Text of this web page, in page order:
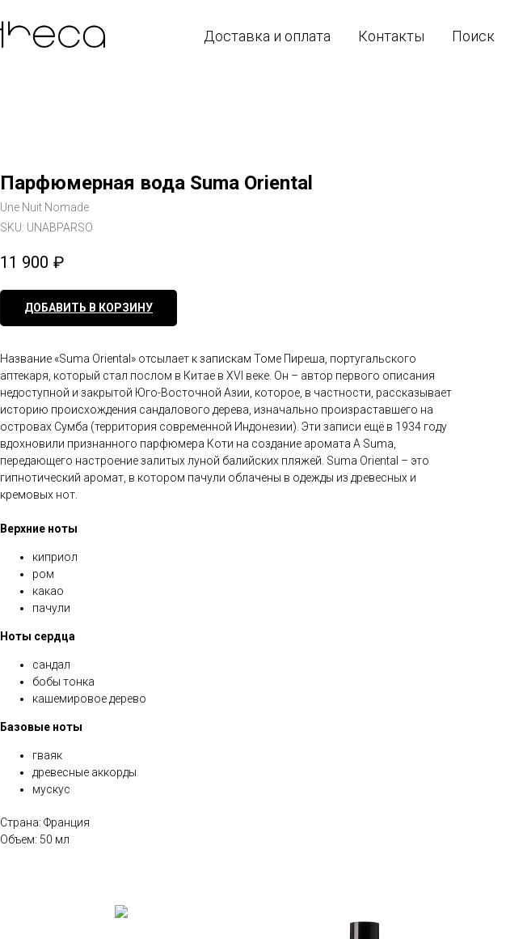
Доставка и оплата Контакты Поиск
Парфюмерная вода Suma Oriental
Une Nuit Nomade
SKU: UNABPARSO
11 900 ₽
ДОБАВИТЬ В КОРЗИНУ
Название «Suma Oriental» отсылает к запискам Томе Пиреша, португальского
аптекаря, который стал послом в Китае в XVI веке. Он – автор первого описания
недоступной и закрытой Юго-Восточной Азии, которое, в частности, рассказывает
историю происхождения сандалового дерева, изначально произраставшего на
островах Сумба (территория современной Индонезии). Эти записи ещё в 1934 году
вдохновили признанного парфюмера Коти на создание аромата A Suma,
передающего настроение залитых луной балийских пляжей. Suma Oriental – это
гипнотический аромат, в котором пачули облачены в одежды из древесных и
кремовых нот.
Верхние ноты
киприол
ром
какао
пачули
Ноты сердца
сандал
бобы тонка
кашемировое дерево
Базовые ноты
гваяк
древесные аккорды
мускус
Страна: Франция
Объем: 50 мл